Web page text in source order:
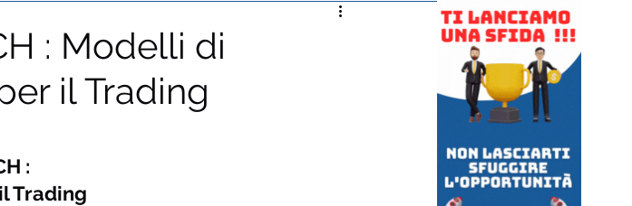
: Modelli di
il Trading
:
Trading